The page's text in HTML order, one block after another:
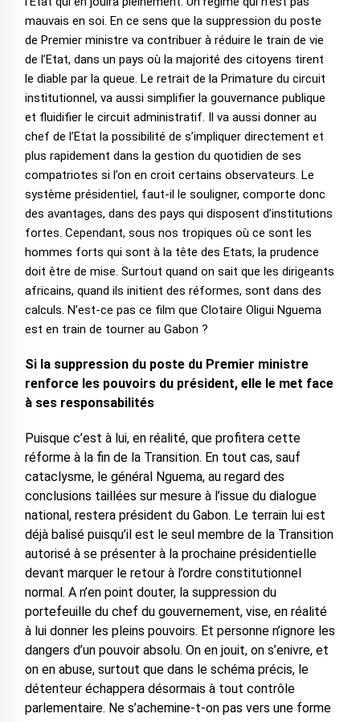
mauvais en soi. En ce sens que la suppression du poste
de Premier ministre va contribuer à réduire le train de vie
de l’Etat, dans un pays où la majorité des citoyens tirent
le diable par la queue. Le retrait de la Primature du circuit
institutionnel, va aussi simplifier la gouvernance publique
et fluidifier le circuit administratif. Il va aussi donner au
chef de l’Etat la possibilité de s’impliquer directement et
plus rapidement dans la gestion du quotidien de ses
compatriotes si l’on en croit certains observateurs. Le
système présidentiel, faut-il le souligner, comporte donc
des avantages, dans des pays qui disposent d’institutions
fortes. Cependant, sous nos tropiques où ce sont les
hommes forts qui sont à la tête des Etats, la prudence
doit être de mise. Surtout quand on sait que les dirigeants
africains, quand ils initient des réformes, sont dans des
calculs. N’est-ce pas ce film que Clotaire Oligui Nguema
est en train de tourner au Gabon ?
Si la suppression du poste du Premier ministre
renforce les pouvoirs du président, elle le met face
à ses responsabilités
Puisque c’est à lui, en réalité, que profitera cette
réforme à la fin de la Transition. En tout cas, sauf
cataclysme, le général Nguema, au regard des
conclusions taillées sur mesure à l’issue du dialogue
national, restera président du Gabon. Le terrain lui est
déjà balisé puisqu’il est le seul membre de la Transition
autorisé à se présenter à la prochaine présidentielle
devant marquer le retour à l’ordre constitutionnel
normal. A n’en point douter, la suppression du
portefeuille du chef du gouvernement, vise, en réalité
à lui donner les pleins pouvoirs. Et personne n’ignore les
dangers d’un pouvoir absolu. On en jouit, on s’enivre, et
on en abuse, surtout que dans le schéma précis, le
détenteur échappera désormais à tout contrôle
parlementaire. Ne s’achemine-t-on pas vers une forme